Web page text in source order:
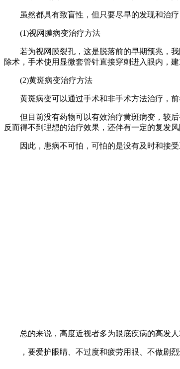
虽然都具有致盲性，但只要尽早的发现和治疗
(1)视网膜病变治疗方法
若为视网膜裂孔，这是脱落前的早期预兆，我
除术，手术使用显微套管针直接穿刺进入眼内，
(2)黄斑病变治疗方法
黄斑病变可以通过手术和非手术方法治疗，前
但目前没有药物可以有效治疗黄斑病变，较后
反而得不到理想的治疗效果，还伴有一定的复发风
因此，患病不可怕，可怕的是没有及时和接受
总的来说，高度近视者多为眼底疾病的高发人
，要爱护眼睛、不过度和疲劳用眼、不做剧烈